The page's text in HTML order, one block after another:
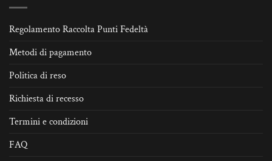
Regolamento Raccolta Punti Fedeltà
Metodi di pagamento
Politica di reso
Richiesta di recesso
Termini e condizioni
FAQ